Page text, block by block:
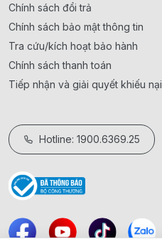
Chính sách đổi trả
Chính sách bảo mật thông tin
Tra cứu/kích hoạt bảo hành
Chính sách thanh toán
Tiếp nhận và giải quyết khiếu nại
Hotline: 1900.6369.25